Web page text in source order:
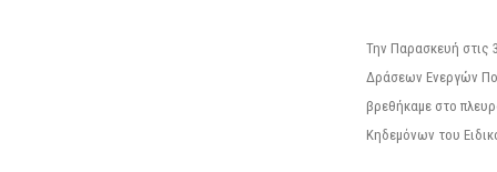
Την Παρασκευή
Δράσεων Ενεργών
βρεθήκαμε στο
Κηδεμόνων του